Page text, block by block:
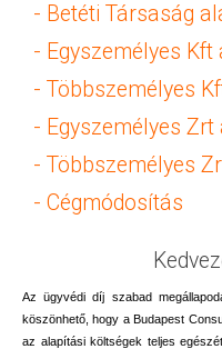
- Betéti Társaság
- Egyszemélyes
- Többszemélyes
- Egyszemélyes
- Többszemélyes
- Cégmódosítás
Az ügyvédi díj szabad
köszönhető, hogy a Budapest
az alapítási költségek teljes